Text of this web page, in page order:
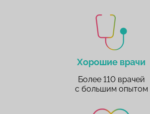
Хорошие врачи
Более 110 врачей
с большим опытом